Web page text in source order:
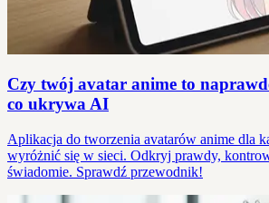
Czy twój avatar anime to
co ukrywa AI
Aplikacja do tworzenia avatarów anime dla
wyróżnić się w sieci. Odkryj prawdy,
świadomie. Sprawdź przewodnik!